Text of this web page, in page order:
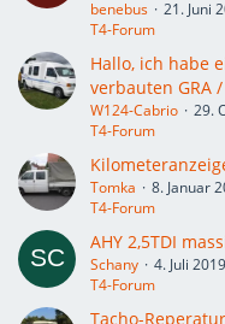
benebus
21. Juni
T4-Forum
Hallo, ich habe
verbauten GRA
W124-Cabrio
29.
T4-Forum
Tomka
8. Januar
T4-Forum
AHY 2,5TDI
Schany
4. Juli 2019
T4-Forum
Tacho-